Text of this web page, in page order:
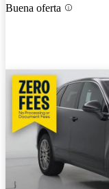
Buena oferta